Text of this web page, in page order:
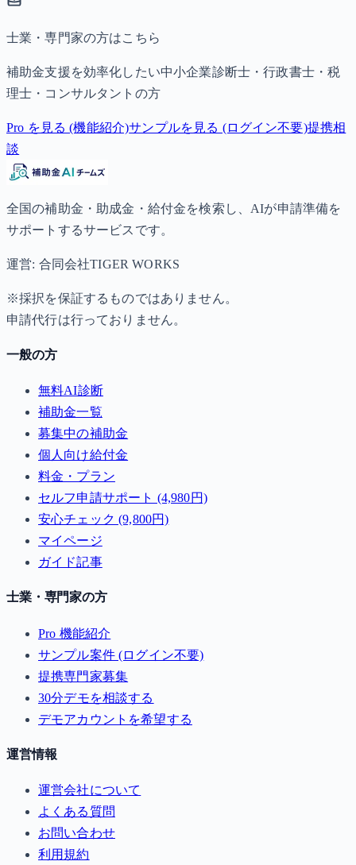
士業・専門家の方はこちら
補助金支援を効率化したい中小企業診断士・行政書士・税
理士・コンサルタントの方
Pro を見る (機能紹介)サンプルを見る (ログイン不要)提携相
談
全国の補助金・助成金・給付金を検索し、AIが申請準備を
サポートするサービスです。
運営: 合同会社TIGER WORKS
※採択を保証するものではありません。
申請代行は行っておりません。
一般の方
無料AI診断
補助金一覧
募集中の補助金
個人向け給付金
料金・プラン
セルフ申請サポート (4,980円)
安心チェック (9,800円)
マイページ
ガイド記事
士業・専門家の方
Pro 機能紹介
サンプル案件 (ログイン不要)
提携専門家募集
30分デモを相談する
デモアカウントを希望する
運営情報
運営会社について
よくある質問
お問い合わせ
利用規約